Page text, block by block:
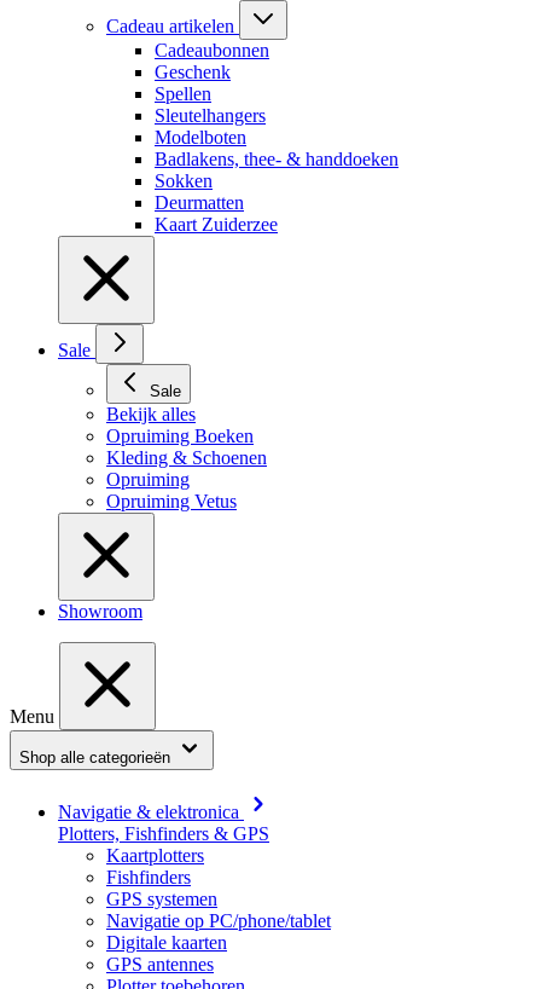
Cadeau artikelen
Cadeaubonnen
Geschenk
Spellen
Sleutelhangers
Modelboten
Badlakens, thee- & handdoeken
Sokken
Deurmatten
Kaart Zuiderzee
Sale
Sale
Bekijk alles
Opruiming Boeken
Kleding & Schoenen
Opruiming
Opruiming Vetus
Showroom
Menu
Shop alle categorieën
Navigatie & elektronica
Plotters, Fishfinders & GPS
Kaartplotters
Fishfinders
GPS systemen
Navigatie op PC/phone/tablet
Digitale kaarten
GPS antennes